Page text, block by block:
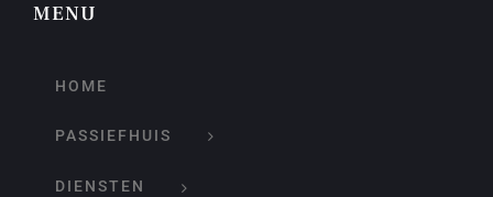
MENU
HOME
PASSIEFHUIS
DIENSTEN